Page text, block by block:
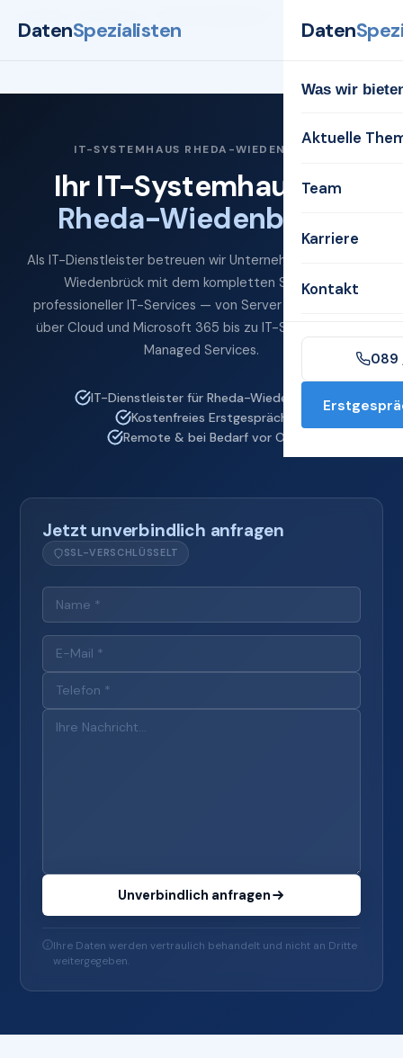
DatenSpezialisten Daten
Was wir
Aktuelle
Team
Karriere
Kontakt
089
IT-SYSTEMHAUS RHEDA-WIEDENBRÜCK
Ihr IT-Systemhaus für
Rheda-Wiedenbrück
Als IT-Dienstleister betreuen wir Unternehmen in Rheda-
Wiedenbrück mit dem kompletten Spektrum
professioneller IT-Services — von Server und Netzwerk
über Cloud und Microsoft 365 bis zu IT-Sicherheit und
Managed Services.
IT-Dienstleister für Rheda-Wiedenbrück
Kostenfreies Erstgespräch
Remote & bei Bedarf vor Ort
Jetzt unverbindlich anfragen
SSL-VERSCHLÜSSELT
Unverbindlich anfragen
Ihre Daten werden vertraulich behandelt und nicht an Dritte
weitergegeben.